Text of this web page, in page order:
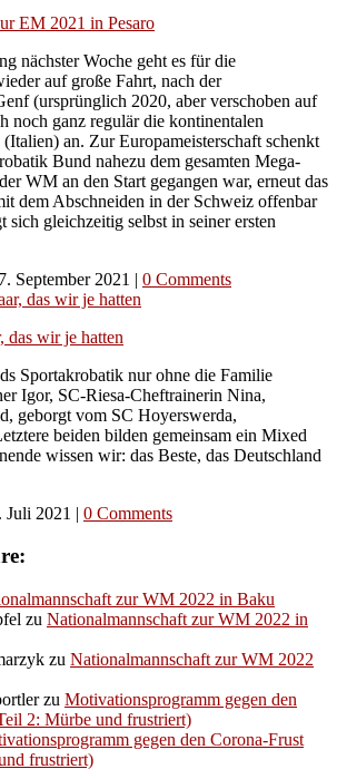
EM 2021 in Pesaro
nächster Woche geht es für die
auf große Fahrt, nach der
(ursprünglich 2020, aber verschoben auf
noch ganz regulär die kontinentalen
an. Zur Europameisterschaft schenkt
Bund nahezu dem gesamten Mega-
WM an den Start gegangen war, erneut das
dem Abschneiden in der Schweiz offenbar
sich gleichzeitig selbst in seiner ersten
September 2021 | 0 Comments
das wir je hatten
Sportakrobatik nur ohne die Familie
Igor, SC-Riesa-Cheftrainerin Nina,
geborgt vom SC Hoyerswerda,
beiden bilden gemeinsam ein Mixed
wissen wir: das Beste, das Deutschland
Juli 2021 | 0 Comments
zur WM 2022 in Baku
zu Nationalmannschaft zur WM 2022 in
zu Nationalmannschaft zur WM 2022
zu Motivationsprogramm gegen den
2: Mürbe und frustriert)
gegen den Corona-Frust
frustriert)